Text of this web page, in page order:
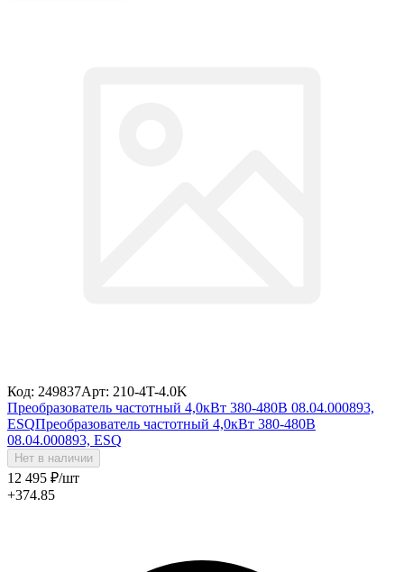
Код: 249837Арт: 210-4T-4.0K
Преобразователь частотный 4,0кВт 380-480В 08.04.000893,
ESQПреобразователь частотный 4,0кВт 380-480В
08.04.000893, ESQ
Нет в наличии
12 495 ₽/шт
+374.85